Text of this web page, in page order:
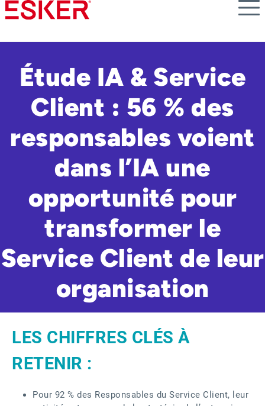
Skip
to
content
Étude IA & Service
Client : 56 % des
responsables voient
dans l’IA une
opportunité pour
transformer le
Service Client de leur
organisation
LES CHIFFRES CLÉS À
RETENIR :
Pour 92 % des Responsables du Service Client, leur